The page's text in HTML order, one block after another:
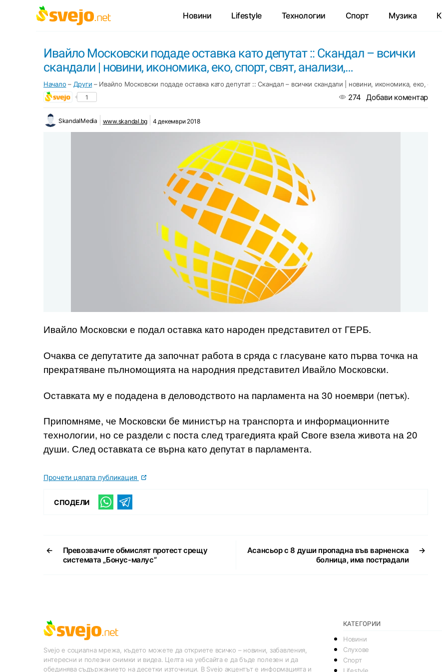
Новини Lifestyle Технологии Спорт Музика
Ивайло Московски подаде оставка като депутат :: Скандал – всички
скандали | новини, икономика, еко, спорт, свят, анализи,…
Начало – Други – Ивайло Московски подаде оставка като депутат :: Скандал – всички скандали | новини, икономика, еко,
1 274 Добави коментар
SkandalMedia www.skandal.bg 4 декември 2018
Ивайло Московски е подал оставка като народен представител от ГЕРБ.
Очаква се депутатите да започнат работа в сряда с гласуване като първа точка на
прекратяване пълномощията на народния представител Ивайло Московски.
Оставката му е подадена в деловодството на парламента на 30 ноември (петък).
Припомняме, че Московски бе министър на транспорта и информационните
технологии, но се раздели с поста след трагедията край Своге взела живота на 20
души. След оставката се върна като депутат в парламента.
Прочети цялата публикация
СПОДЕЛИ
←
Превозвачите обмислят протест срещу
системата „Бонус-малус“
→
Асансьор с 8 души пропадна във варненска
болница, има пострадали
Svejo е социална мрежа, където можете да откриете всичко – новини, забавления,
интересни и полезни снимки и видеа. Целта на уебсайта е да бъде полезен и да
обединява съдържанието на десетки източници. В Svejo акцентът е информацията и
КАТЕГОРИИ
Новини
Слухове
Спорт